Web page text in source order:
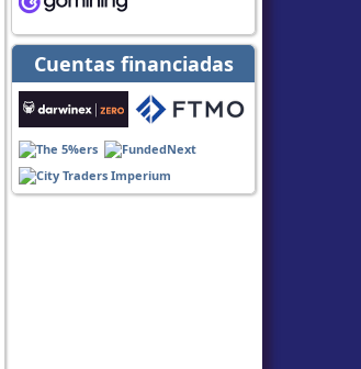
Cuentas financiadas